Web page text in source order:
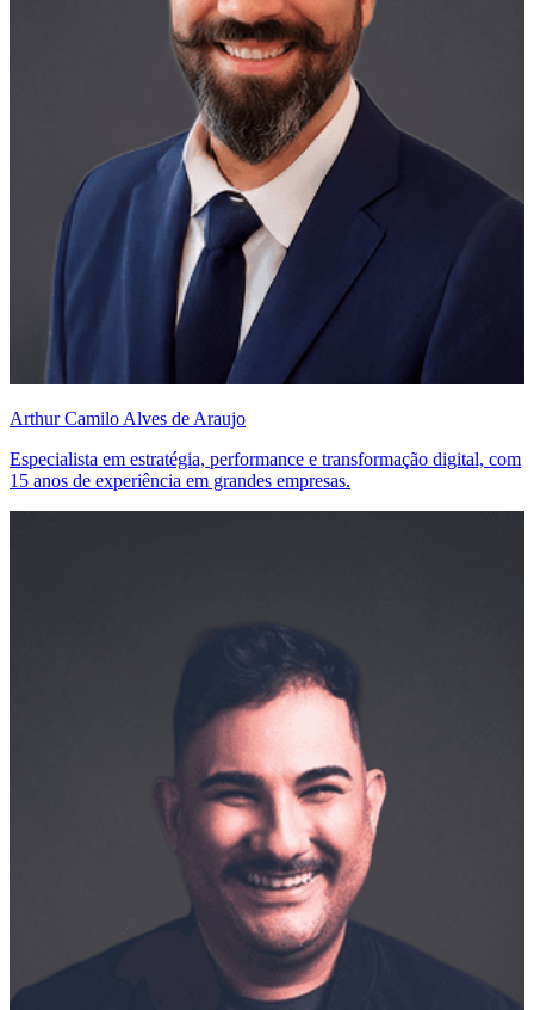
Arthur Camilo Alves de Araujo
Especialista em estratégia, performance e transformação digital, com
15 anos de experiência em grandes empresas.